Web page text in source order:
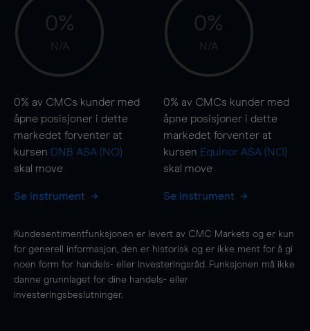
0%
N/A
0% av CMCs kunder med
åpne posisjoner i dette
markedet forventer at
kursen DNB ASA (NO)
skal move
Se instrument
0%
N/A
0% av CMCs kunder med
åpne posisjoner i dette
markedet forventer at
kursen Equinor ASA (NO)
skal move
Se instrument
Kundesentimentfunksjonen er levert av CMC Markets og er kun
for generell informasjon, den er historisk og er ikke ment for å gi
noen form for handels- eller investeringsråd. Funksjonen må ikke
danne grunnlaget for dine handels- eller
investeringsbeslutninger.